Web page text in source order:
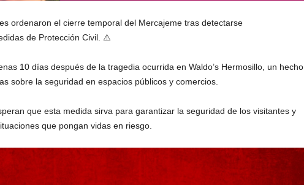
ordenaron el cierre temporal del Mercajeme tras detectarse
de Protección Civil. ⚠️
10 días después de la tragedia ocurrida en Waldo’s Hermosillo, un hecho
sobre la seguridad en espacios públicos y comercios.
que esta medida sirva para garantizar la seguridad de los visitantes y
que pongan vidas en riesgo.